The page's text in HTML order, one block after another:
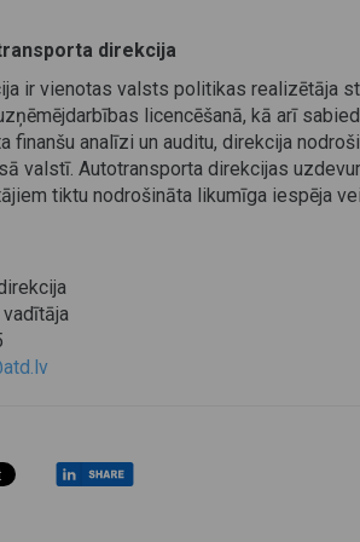
direkcija
ir vienotas valsts politikas realizētāja
licencēšanā, kā arī
finanšu analīzi un auditu, direkcija
valstī. Autotransporta direkcijas
tiktu nodrošināta likumīga iespēja